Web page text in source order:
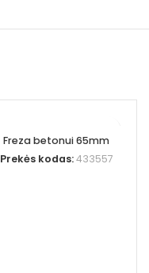
Freza betonui 65mm
Prekės kodas:433557